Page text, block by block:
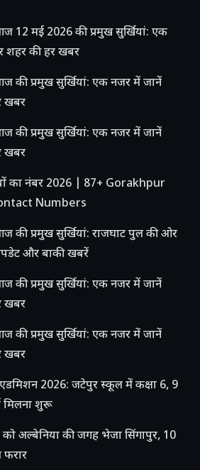
12 मई 2026 की प्रमुख सुर्खियां: एक
शहर की हर खबर
की प्रमुख सुर्खियां: एक नजर में जानें
खबर
की प्रमुख सुर्खियां: एक नजर में जानें
खबर
का नंबर 2026 | 87+ Gorakhpur
Numbers
की प्रमुख सुर्खियां: राजघाट पुल की ओर
और बाकी खबरें
की प्रमुख सुर्खियां: एक नजर में जानें
खबर
की प्रमुख सुर्खियां: एक नजर में जानें
खबर
2026: जटेपुर स्कूल में कक्षा 6, 9
मिलना शुरू
अल्बेनिया की जगह भेजा सिंगापुर, 10